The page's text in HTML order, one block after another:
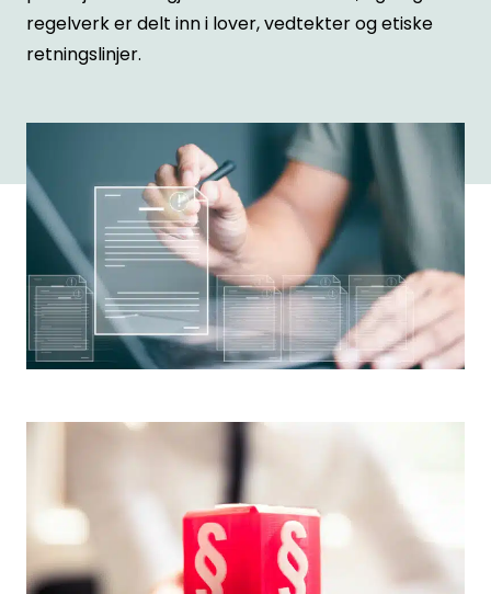
etter:
regelverk er delt inn i lover, vedtekter og etiske
retningslinjer.